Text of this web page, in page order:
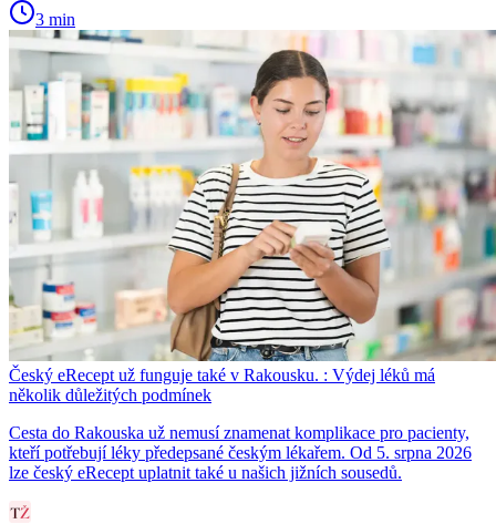
3 min
Český eRecept už funguje také v Rakousku. : Výdej léků má
několik důležitých podmínek
Cesta do Rakouska už nemusí znamenat komplikace pro pacienty,
kteří potřebují léky předepsané českým lékařem. Od 5. srpna 2026
lze český eRecept uplatnit také u našich jižních sousedů.